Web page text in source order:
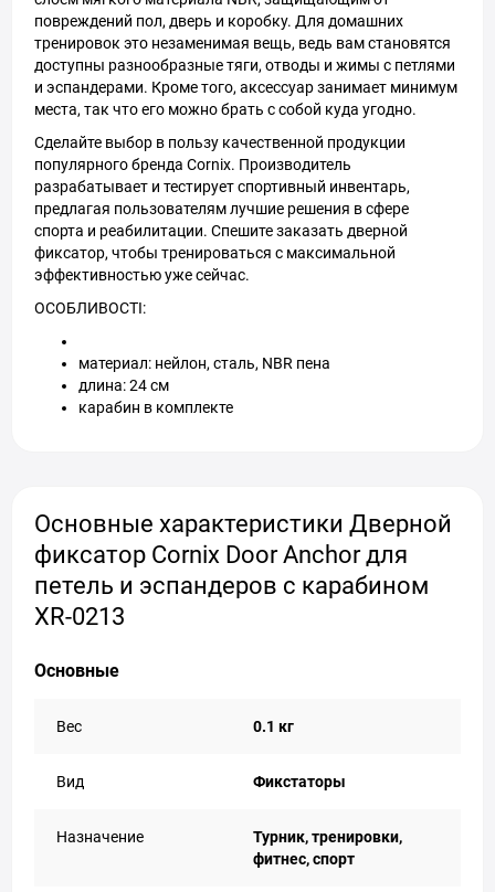
повреждений пол, дверь и коробку. Для домашних
тренировок это незаменимая вещь, ведь вам становятся
доступны разнообразные тяги, отводы и жимы с петлями
и эспандерами. Кроме того, аксессуар занимает минимум
места, так что его можно брать с собой куда угодно.
Сделайте выбор в пользу качественной продукции
популярного бренда Cornix. Производитель
разрабатывает и тестирует спортивный инвентарь,
предлагая пользователям лучшие решения в сфере
спорта и реабилитации. Спешите заказать дверной
фиксатор, чтобы тренироваться с максимальной
эффективностью уже сейчас.
ОСОБЛИВОСТІ:
материал: нейлон, сталь, NBR пена
длина: 24 см
карабин в комплекте
Основные характеристики Дверной
фиксатор Cornix Door Anchor для
петель и эспандеров с карабином
XR-0213
Основные
Вес 0.1 кг
Вид Фикстаторы
Назначение
Турник, тренировки,
фитнес, спорт